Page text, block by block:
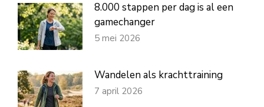
8.000 stappen per dag is al een
gamechanger
5 mei 2026
Wandelen als krachttraining
7 april 2026